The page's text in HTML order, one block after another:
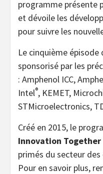
programme présente
et dévoile les
pour suivre les
Le cinquième
sponsorisé par les
: Amphenol ICC,
Intel®, KEMET,
STMicroelectronics,
Créé en 2015, le
Innovation Together
primés du secteur
Pour en savoir plus,